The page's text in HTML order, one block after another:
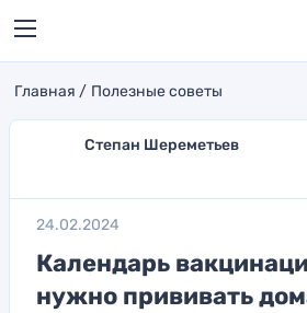
Главная Полезные советы
Степан Шереметьев
24.02.2024
Календарь
нужно прививать